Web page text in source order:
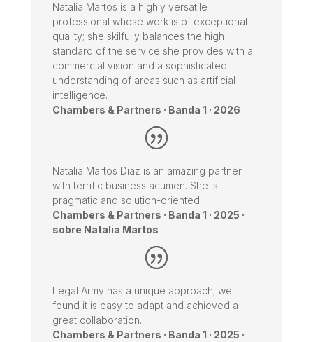
Natalia Martos is a highly versatile
professional whose work is of exceptional
quality; she skilfully balances the high
standard of the service she provides with a
commercial vision and a sophisticated
understanding of areas such as artificial
intelligence.
Chambers & Partners · Banda 1 · 2026
Natalia Martos Diaz is an amazing partner
with terrific business acumen. She is
pragmatic and solution-oriented.
Chambers & Partners · Banda 1 · 2025 ·
sobre Natalia Martos
Legal Army has a unique approach; we
found it is easy to adapt and achieved a
great collaboration.
Chambers & Partners · Banda 1 · 2025 ·